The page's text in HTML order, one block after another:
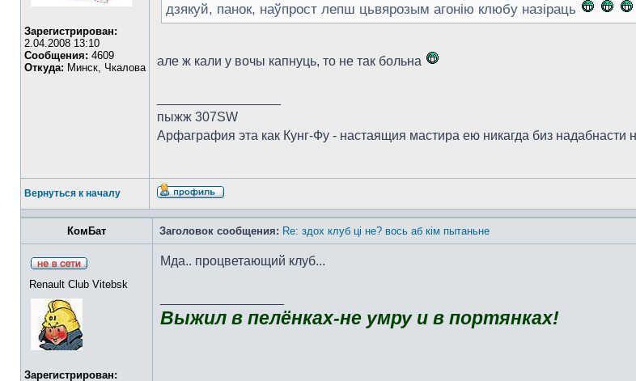
Зарегистрирован:
2.04.2008 13:10
Сообщения: 4609
Откуда: Минск, Чкалова
дзякуй, панок, наўпрост лепш цьвярозым агонію клюбу назіраць
але ж кали у вочы капнуць, то не так больна
пыжж 307SW
Арфаграфия эта как Кунг-Фу - настаящия мастира ею никагда биз надабнасти
Вернуться к началу
КомБат Заголовок сообщения: Re: здох клуб ці не? вось аб кім пытаньне
Renault Club Vitebsk
Зарегистрирован:
Мда.. процветающий клуб...
Выжил в пелёнках-не умру и в портянках!